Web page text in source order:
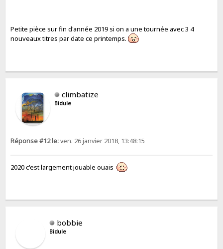
Petite pièce sur fin d'année 2019 si on a une tournée avec 3 4
nouveaux titres par date ce printemps.
climbatize
Bidule
Réponse #12 le:ven. 26 janvier 2018, 13:48:15
2020 c'est largement jouable ouais
bobbie
Bidule